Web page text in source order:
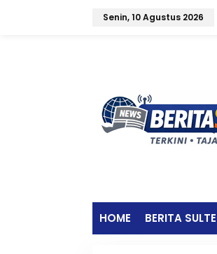
Senin, 10 Agustus 2026
HOME BERITA